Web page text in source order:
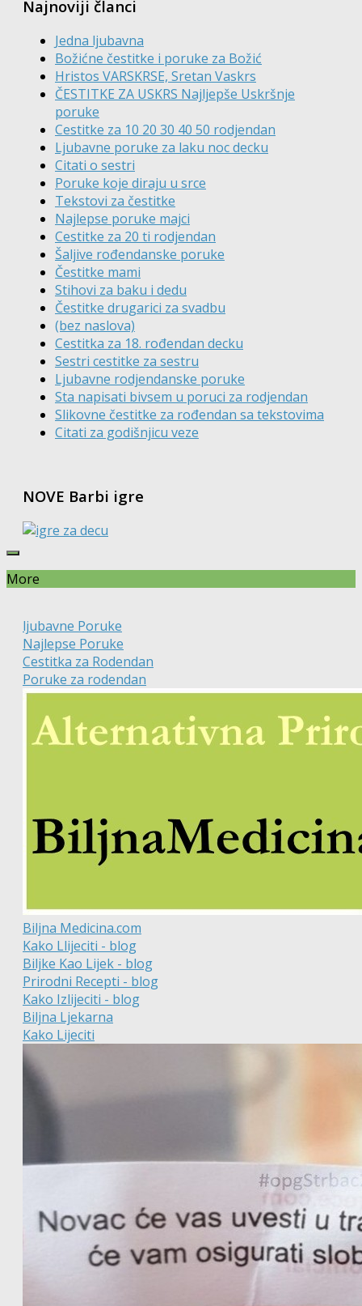
Najnoviji članci
Jedna ljubavna
Božićne čestitke i poruke za Božić
Hristos VARSKRSE, Sretan Vaskrs
ČESTITKE ZA USKRS Najljepše Uskršnje
poruke
Cestitke za 10 20 30 40 50 rodjendan
Ljubavne poruke za laku noc decku
Citati o sestri
Poruke koje diraju u srce
Tekstovi za čestitke
Najlepse poruke majci
Cestitke za 20 ti rodjendan
Šaljive rođendanske poruke
Čestitke mami
Stihovi za baku i dedu
Čestitke drugarici za svadbu
(bez naslova)
Cestitka za 18. rođendan decku
Sestri cestitke za sestru
Ljubavne rodjendanske poruke
Sta napisati bivsem u poruci za rodjendan
Slikovne čestitke za rođendan sa tekstovima
Citati za godišnjicu veze
NOVE Barbi igre
More
ljubavne Poruke
Najlepse Poruke
Cestitka za Rodendan
Poruke za rodendan
Biljna Medicina.com
Kako Llijeciti - blog
Biljke Kao Lijek - blog
Prirodni Recepti - blog
Kako Izlijeciti - blog
Biljna Ljekarna
Kako Lijeciti